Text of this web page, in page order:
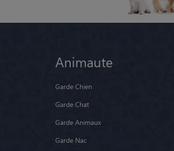
Animaute
Garde Chien
Garde Chat
Garde Animaux
Garde Nac